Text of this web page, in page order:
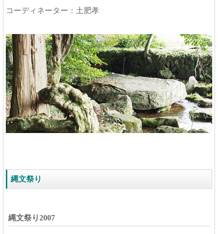
コーディネーター：土肥孝
縄文祭り
縄文祭り2007